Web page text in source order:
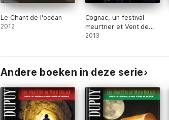
Le Chant de l'océan
2012
Cognac, un festival
meurtrier et Vent de
terreur sur Baignes
2013
Andere boeken in deze serie